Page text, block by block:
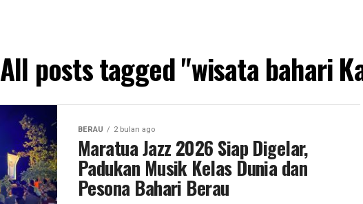
All posts tagged "wisata bahari
BERAU 2 bulan ago
Maratua Jazz 2026 Siap Digelar,
Padukan Musik Kelas Dunia dan
Pesona Bahari Berau